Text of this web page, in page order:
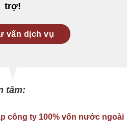
trợ!
vấn dịch vụ
tâm:
ty 100% vốn nước ngoài